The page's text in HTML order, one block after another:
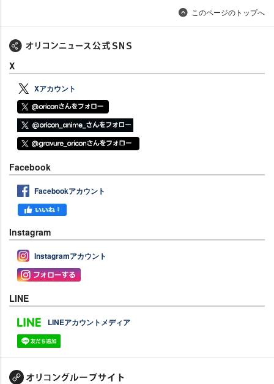
このページのトップへ
X
Xアカウント
Facebook
Facebookアカウント
Instagram
Instagramアカウント
LINE
LINEアカウントメディア